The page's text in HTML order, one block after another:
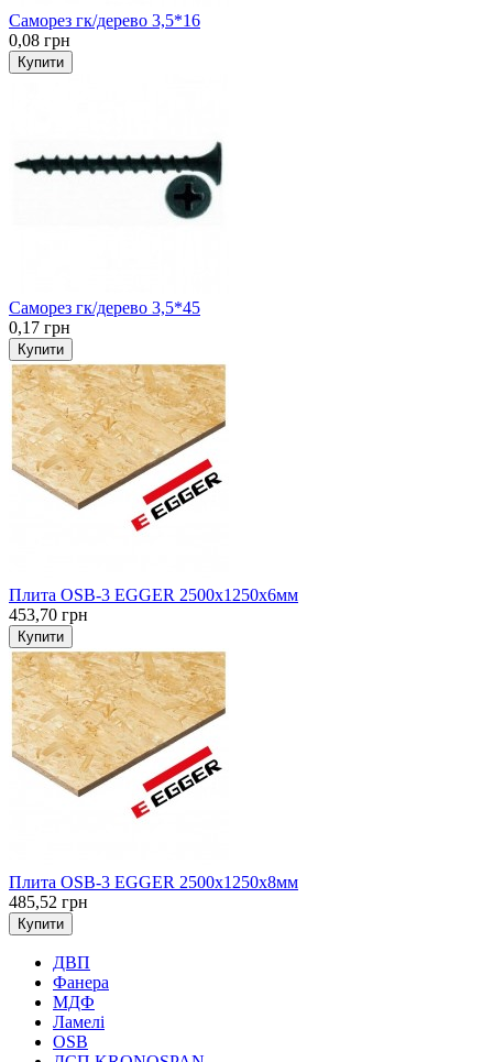
Саморез гк/дерево 3,5*16
0,08 грн
Купити
Саморез гк/дерево 3,5*45
0,17 грн
Купити
Плита OSB-3 EGGER 2500х1250х6мм
453,70 грн
Купити
Плита OSB-3 EGGER 2500х1250х8мм
485,52 грн
Купити
ДВП
Фанера
МДФ
Ламелі
OSB